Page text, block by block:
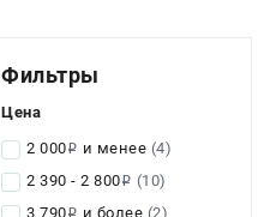
Фильтры
Цена
2 000i и менее (4)
2 390 - 2 800i (10)
3 790
и более (2)